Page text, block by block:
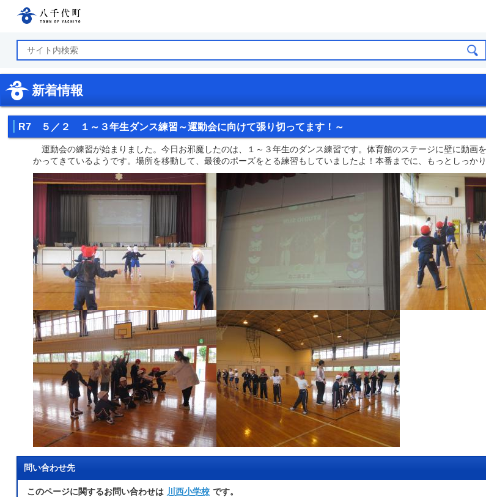
新着情報
R7 ５／２ １～３年生ダンス練習～運動会に向けて張り切ってます！～
運動会の練習が始まりました。今日お邪魔したのは、１～３年生のダンス練習です。体育館のステージに壁に動画
かってきているようです。場所を移動して、最後のポーズをとる練習もしていましたよ！本番までに、もっとしっか
問い合わせ先
このページに関するお問い合わせは 川西小学校 です。